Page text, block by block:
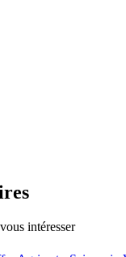
intéresser